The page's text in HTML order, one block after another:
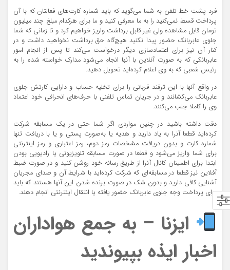
فرد پشت خط تلفن به شما می‌گوید که باید شماره کارت‌های فعالتان که با آن
پرداخت قسط نمی‌کنید را به ما معرفی کنید و ما برای هرکدام مبلغ چند میلیون
تومان قابل مشاهده ولی غیر قابل برداشت واریز خواهیم کرد و تا زمانی که شما
جلوی عابربانک حضور پیدا نکنید هیچ‌گاه حق برداشت نخواهید داشت و در
کنار آن نیز برای اعتمادسازی دیگر درخواست می‌کند تا پس از انجام امور
عابربانکی که به صورت آنلاین با آنها انجام می‌شود مدارک خواسته شده را به
رئیس شعبی که به وی اعلام کرده‌اید تحویل دهید.
در واقع آنها با این ترفند قربانی را برای تخلیه حساب و دارایی کارتش جلوی
عابربانک می‌کشانند و در جریان تماس تلفنی با حرف‌های انحرافی خود اعتماد
وی را کاملا جلب می‌کنند.
دقت داشته باشید در چنین مواردی اگر شما حتی در یک مسابقه شرکت
کرده‌اید قطعا آنرا به یاد دارید و هدیه یا به‌صورت پستی و یا با دریافت تنها
شماره کارت و بدون دریافت مشخصات رمز دوم، رمز اعتباری و رمز اینترنتی
برای شما واریز می‌شود و قطعا در صورت مسابقه تلویزیونی یا رادیویی بودن
ابتدا برای اطمینان کانال آنرا از طریق رسانه خود روشن کنید و در صورت ضبط
آفلاین نیز قطعا در مسابقه‌ای که شرکت کرده‌اید با شرایط آن و صدای مجریان
آشنایی کافی دارید و بدون شک در صورت برنده شدن این آنها هستند که باید
برای پرداخت وجه جلوی عابربانک حضور یافته یا انتقال اینترنتی انجام دهند.
ایزنا – به جمع هواداران
اخبار ایذه بپیوندید